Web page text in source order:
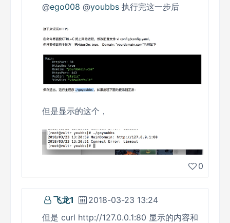
@ego008 @youbbs 执行完这一步后
但是显示的这个，
0
飞龙1
2018-03-23 13:24
但是 curl http://127.0.0.1:80 显示的内容和